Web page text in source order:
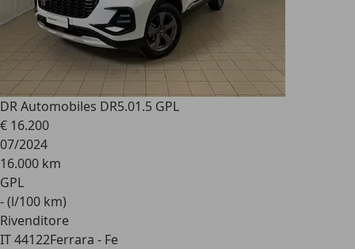
DR Automobiles DR5.01.5 GPL
€ 16.200
07/2024
16.000 km
GPL
- (l/100 km)
Rivenditore
IT 44122Ferrara - Fe